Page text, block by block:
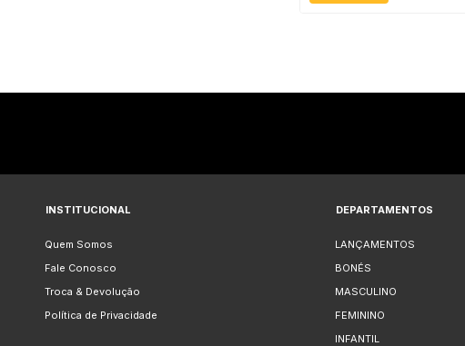
INSTITUCIONAL
Quem Somos
Fale Conosco
Troca & Devolução
Política de Privacidade
DEPARTAMENTOS
LANÇAMENTOS
BONÉS
MASCULINO
FEMININO
INFANTIL